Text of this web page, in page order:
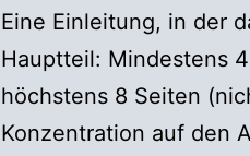
Eine Einleitung, in der
Hauptteil: Mindestens
höchstens 8 Seiten
Konzentration auf den